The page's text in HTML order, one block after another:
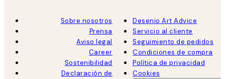
Sobre nosotros
Prensa
Aviso legal
Career
Sostenibilidad
Declaración de
Desenio Art Advice
Servicio al cliente
Seguimiento de pedidos
Condiciones de compra
Política de privacidad
Cookies